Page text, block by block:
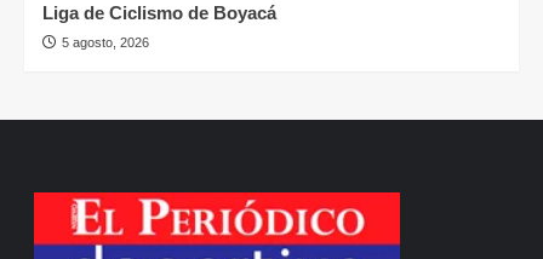
Liga de Ciclismo de Boyacá
5 agosto, 2026